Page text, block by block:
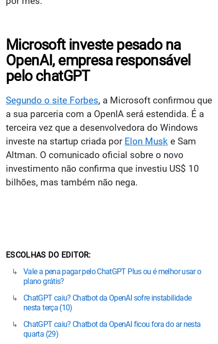
Microsoft investe pesado na
OpenAI, empresa responsável
pelo chatGPT
Segundo o site Forbes, a Microsoft confirmou que
a sua parceria com a OpenIA será estendida. É a
terceira vez que a desenvolvedora do Windows
investe na startup criada por Elon Musk e Sam
Altman. O comunicado oficial sobre o novo
investimento não confirma que investiu US$ 10
bilhões, mas também não nega.
ESCOLHAS DO EDITOR
Vale a pena pagar pelo ChatGPT Plus ou é melhor usar o
plano grátis?
ChatGPT caiu? Chatbot da OpenAI sofre instabilidade
nesta terça (10)
ChatGPT caiu? Chatbot da OpenAI ficou fora do ar nesta
quarta (29)